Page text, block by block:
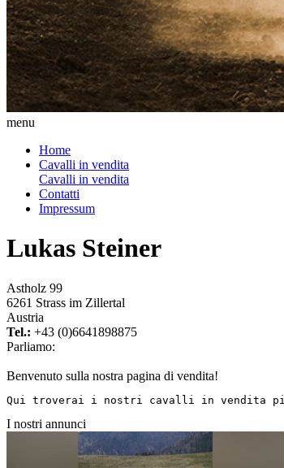
menu
Home
Cavalli in vendita
Cavalli in vendita
Contatti
Impressum
Lukas Steiner
Astholz 99
6261 Strass im Zillertal
Austria
Tel.: +43 (0)6641898875
Parliamo:
Benvenuto sulla nostra pagina di vendita!
Qui troverai i nostri cavalli in vendita
I nostri annunci